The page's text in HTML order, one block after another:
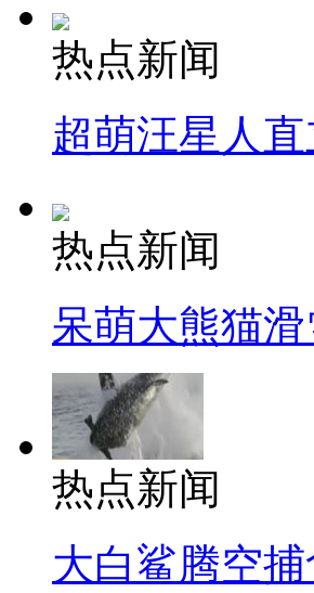
热点新闻
超萌汪星人
热点新闻
呆萌大熊猫
热点新闻
大白鲨腾空